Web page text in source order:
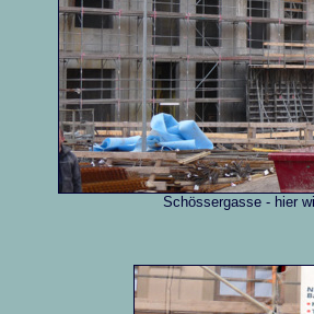
Schössergasse - hier